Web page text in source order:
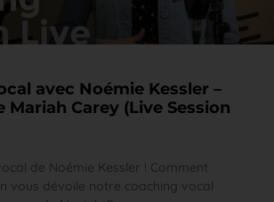
avec Noémie Kessler –
Mariah Carey (Live Session
de Noémie Kessler ! Comment
vous dévoile notre coaching vocal